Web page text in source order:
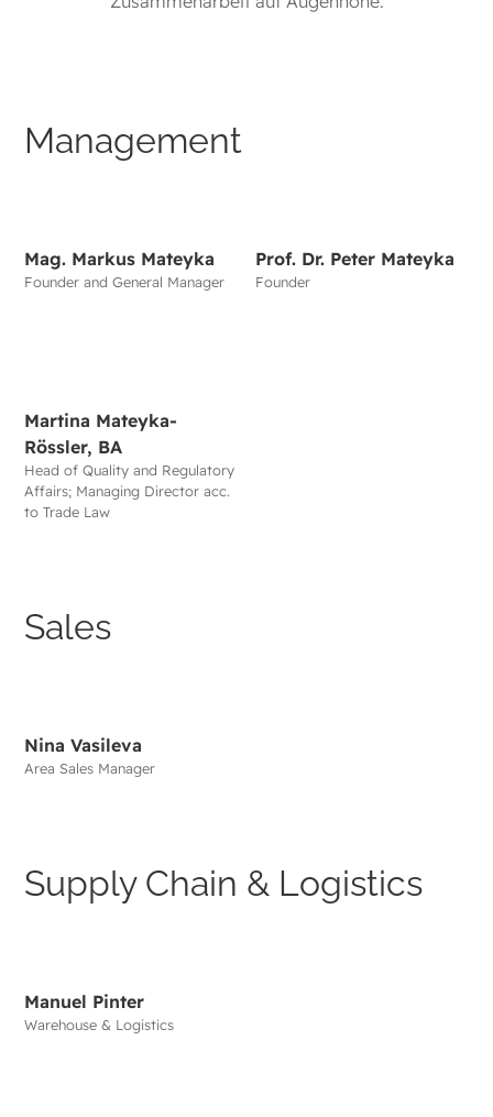
Management
Mag. Markus Mateyka
Founder and General Manager
Prof. Dr. Peter Mateyka
Founder
Martina Mateyka-
Rössler, BA
Head of Quality and Regulatory
Affairs; Managing Director acc.
to Trade Law
Sales
Nina Vasileva
Area Sales Manager
Supply Chain & Logistics
Manuel Pinter
Warehouse & Logistics